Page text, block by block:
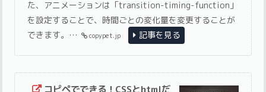
た、アニメーションは「transition-timing-function」
を設定することで、時間ごとの変化量を変更することが
できます。…
copypet.jp 記事を見る
コピペでできる！CSSとhtmlだ